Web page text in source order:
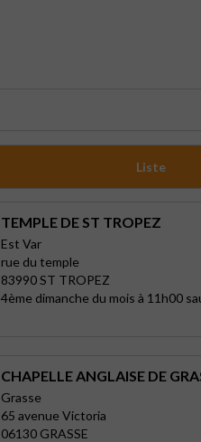
Liste
TEMPLE DE ST TROPEZ
Est Var
rue du temple
83990 ST TROPEZ
4ème dimanche du mois à 11h00
CHAPELLE ANGLAISE DE
Grasse
65 avenue Victoria
06130 GRASSE